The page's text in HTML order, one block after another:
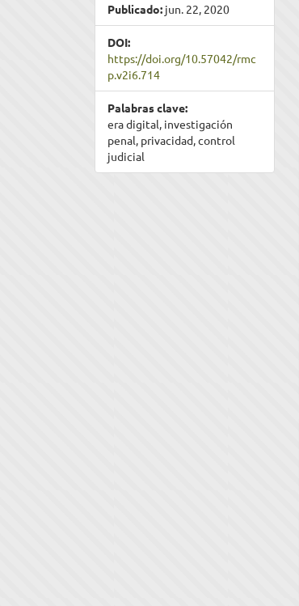
Publicado: jun. 22, 2020
DOI:
https://doi.org/10.57042/rmc
p.v2i6.714
Palabras clave:
era digital, investigación
penal, privacidad, control
judicial